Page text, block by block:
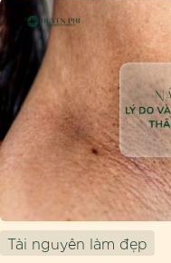
Tài nguyên làm đẹp